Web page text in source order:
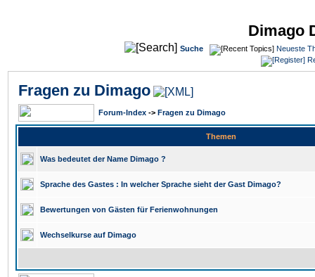
Dimago
Suche
Neueste
Fragen zu Dimago
Forum-Index -> Fragen zu Dimago
Themen
Was bedeutet der Name Dimago ?
Sprache des Gastes : In welcher Sprache sieht der Gast Dimago?
Bewertungen von Gästen für Ferienwohnungen
Wechselkurse auf Dimago